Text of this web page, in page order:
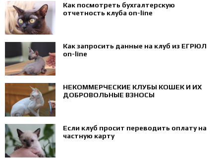
Как посмотреть бухгалтерскую
отчетность клуба on-line
Как запросить данные на клуб из ЕГРЮЛ
on-line
НЕКОММЕРЧЕСКИЕ КЛУБЫ КОШЕК И ИХ
ДОБРОВОЛЬНЫЕ ВЗНОСЫ
Если клуб просит переводить оплату на
частную карту